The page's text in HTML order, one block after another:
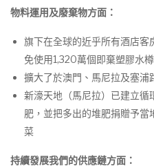
物料運用及廢棄物方面：
旗下在全球的近乎所有酒店
免使用1,320萬個即棄塑膠水樽
擴大了於澳門、馬尼拉及塞浦
新濠天地（馬尼拉）已建立循
肥，並把多出的堆肥捐贈予
菜
持續發展我們的供應鏈方面：